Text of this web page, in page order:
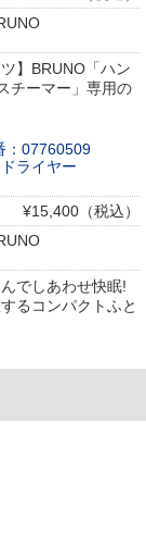
ツ】BRUNO「ハン
チーマー」専用の
ライヤー
¥15,400（税込）
でしあわせ快眠!
るコンパクトふと